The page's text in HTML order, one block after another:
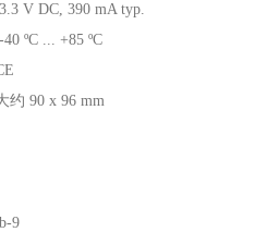
390 mA typ.
... +85 ºC
96 mm
9